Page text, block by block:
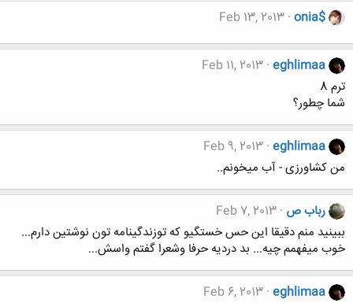
onia$
Feb 13, 2013
eghlimaa
Feb 11, 2013
ترم 8
شما چطور؟
eghlimaa
Feb 9, 2013
من کشاورزی - آب میخونم..
رباب ص Feb 7, 2013
ببینید منم دقیقا این حس خستگیو که توزندگینامه تون نوشتین دارم...
خوب میفهمم چیه... بد دردیه حرفا وشعرا گفتم واسش...
eghlimaa
Feb 6, 2013